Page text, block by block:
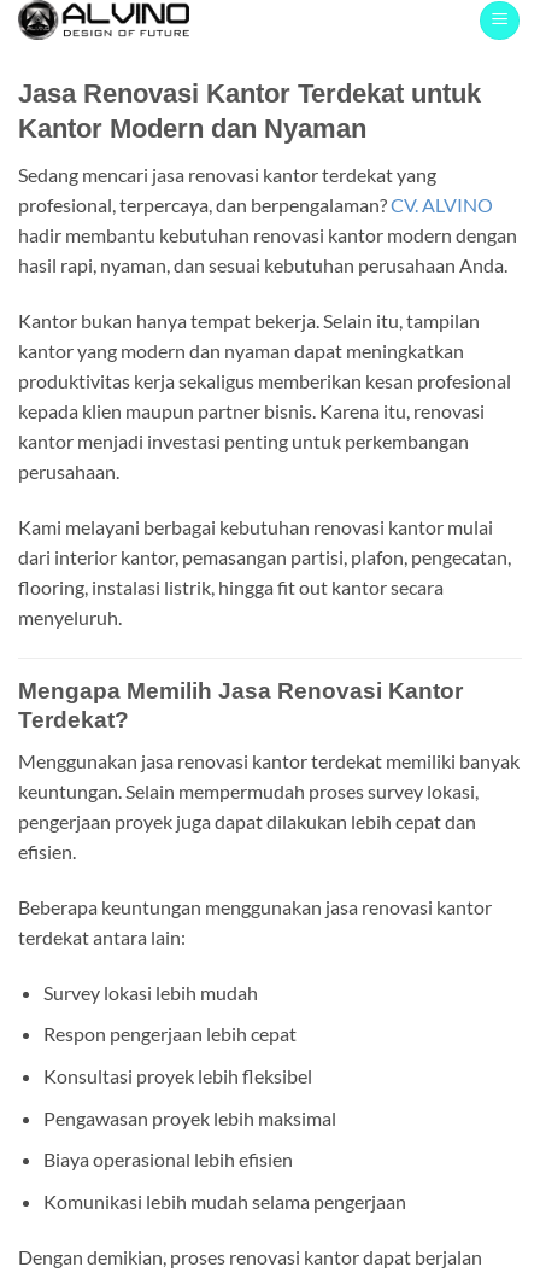
Skip
Jasa Renovasi Kantor Terdekat untuk
Kantor Modern dan Nyaman
Sedang mencari jasa renovasi kantor terdekat yang
profesional, terpercaya, dan berpengalaman?CV. ALVINO
hadir membantu kebutuhan renovasi kantor modern dengan
hasil rapi, nyaman, dan sesuai kebutuhan perusahaan Anda.
Kantor bukan hanya tempat bekerja. Selain itu, tampilan
kantor yang modern dan nyaman dapat meningkatkan
produktivitas kerja sekaligus memberikan kesan profesional
kepada klien maupun partner bisnis. Karena itu, renovasi
kantor menjadi investasi penting untuk perkembangan
perusahaan.
Kami melayani berbagai kebutuhan renovasi kantor mulai
dari interior kantor, pemasangan partisi, plafon, pengecatan,
flooring, instalasi listrik, hingga fit out kantor secara
menyeluruh.
Mengapa Memilih Jasa Renovasi Kantor
Terdekat?
Menggunakan jasa renovasi kantor terdekat memiliki banyak
keuntungan. Selain mempermudah proses survey lokasi,
pengerjaan proyek juga dapat dilakukan lebih cepat dan
efisien.
Beberapa keuntungan menggunakan jasa renovasi kantor
terdekat antara lain:
Survey lokasi lebih mudah
Respon pengerjaan lebih cepat
Konsultasi proyek lebih fleksibel
Pengawasan proyek lebih maksimal
Biaya operasional lebih efisien
Komunikasi lebih mudah selama pengerjaan
Dengan demikian, proses renovasi kantor dapat berjalan